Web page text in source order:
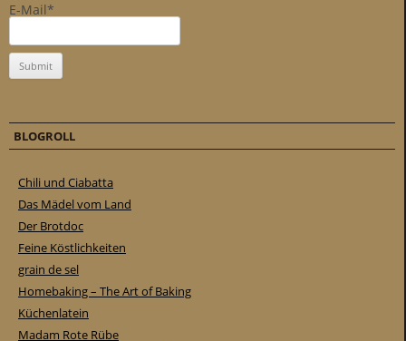
E-Mail*
BLOGROLL
Chili und Ciabatta
Das Mädel vom Land
Der Brotdoc
Feine Köstlichkeiten
grain de sel
Homebaking – The Art of Baking
Küchenlatein
Madam Rote Rübe